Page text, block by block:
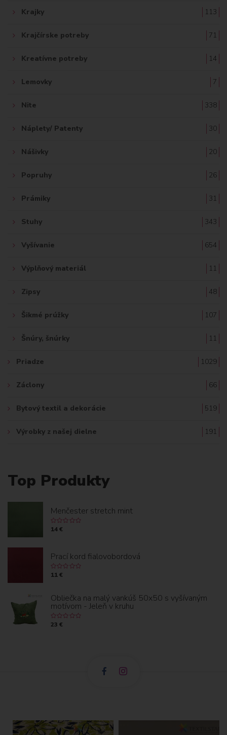
Krajky 113
Krajčírske potreby 71
Kreatívne potreby 14
Lemovky 7
Nite 338
Náplety/ Patenty 30
Nášivky 20
Popruhy 26
Prámiky 31
Stuhy 343
Vyšívanie 654
Výplňový materiál 11
Zipsy 48
Šikmé prúžky 107
Šnúry, šnúrky 11
Priadze 1029
Záclony 66
Bytový textil a dekorácie 519
Výrobky z našej dielne 191
Top Produkty
Menčester stretch mint
14 €
Prací kord fialovobordová
11 €
Obliečka na malý vankúš 50x50 s vyšívaným
motívom - Jeleň v kruhu
23 €